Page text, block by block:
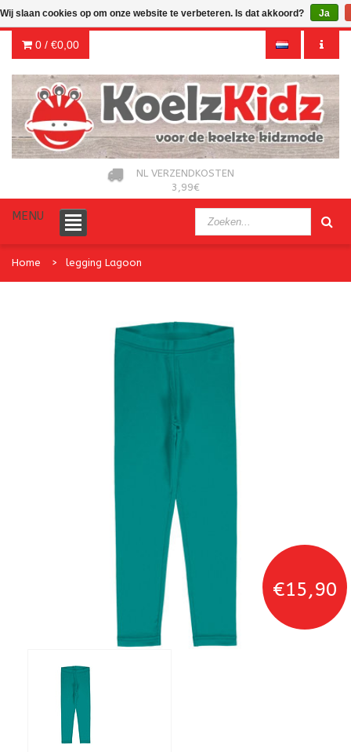
0 / €0,00
NL VERZENDKOSTEN
3,99€
MENU
Home legging Lagoon
€15,90
Wij slaan cookies op om onze website te verbeteren. Is dat akkoord? Ja